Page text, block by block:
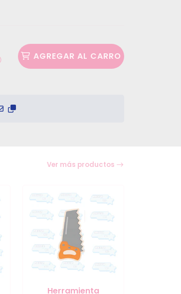
AGREGAR AL CARRO
Ver más productos
Herramienta